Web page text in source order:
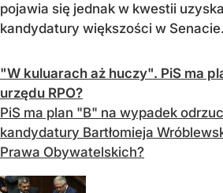
pojawia się jednak w kwestii
kandydatury większości w Senacie.
"W kuluarach aż huczy". PiS ma
urzędu RPO?
PiS ma plan "B" na wypadek
kandydatury Bartłomieja
Prawa Obywatelskich?